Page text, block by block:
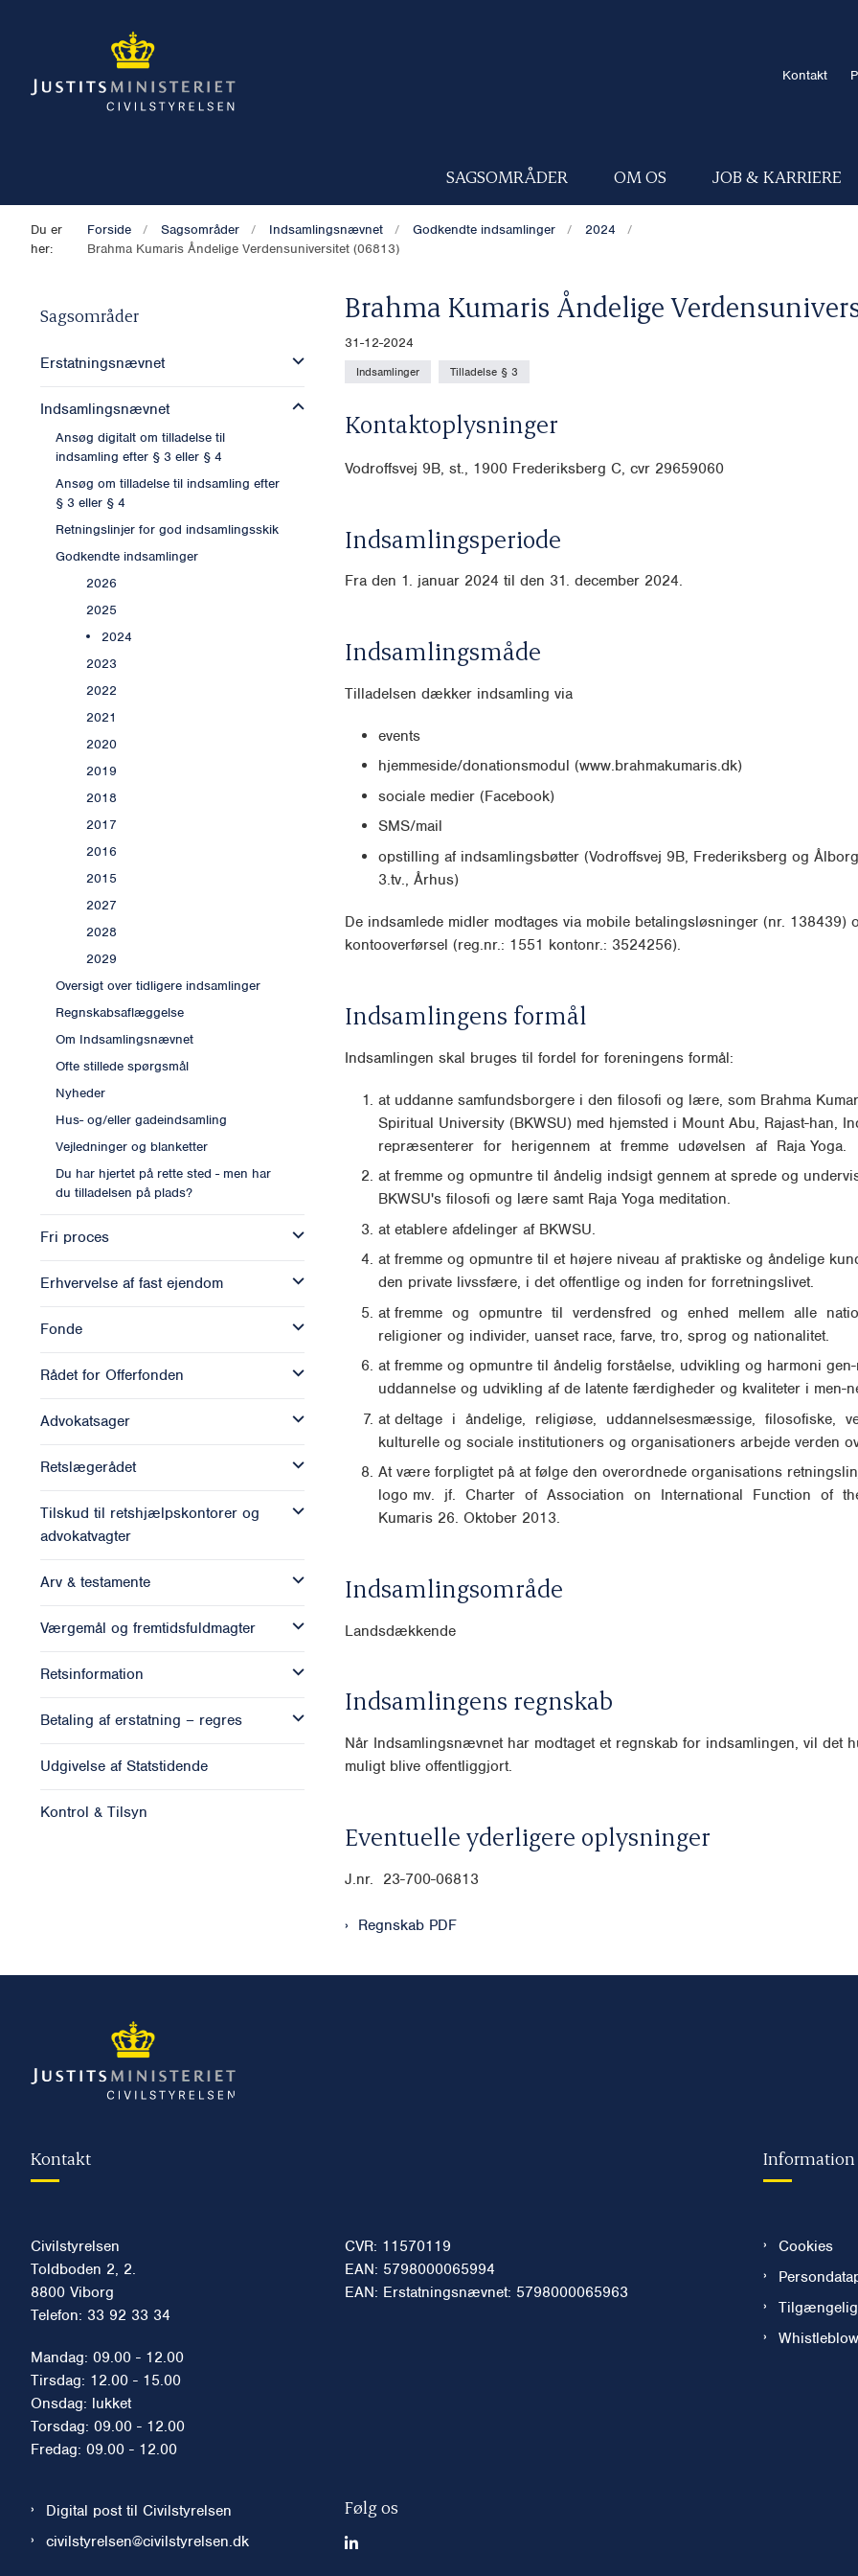
Kontakt
SAGSOMRÅDER OM OS JOB & KARRIERE
Du er
her:
Forside Sagsområder Indsamlingsnævnet Godkendte indsamlinger
2024
Brahma Kumaris Åndelige Verdensuniversitet (06813)
Sagsområder
Erstatningsnævnet
Indsamlingsnævnet
Ansøg digitalt om tilladelse til
indsamling efter § 3 eller § 4
Ansøg om tilladelse til indsamling efter
§ 3 eller § 4
Retningslinjer for god indsamlingsskik
Godkendte indsamlinger
2026
2025
2024
2023
2022
2021
2020
2019
2018
2017
2016
2015
2027
2028
2029
Oversigt over tidligere indsamlinger
Regnskabsaflæggelse
Om Indsamlingsnævnet
Ofte stillede spørgsmål
Nyheder
Hus- og/eller gadeindsamling
Vejledninger og blanketter
Du har hjertet på rette sted - men har
du tilladelsen på plads?
Fri proces
Erhvervelse af fast ejendom
Fonde
Rådet for Offerfonden
Advokatsager
Retslægerådet
Tilskud til retshjælpskontorer og
advokatvagter
Arv & testamente
Værgemål og fremtidsfuldmagter
Retsinformation
Betaling af erstatning – regres
Udgivelse af Statstidende
Kontrol & Tilsyn
Brahma Kumaris Åndelige
31-12-2024
Indsamlinger Tilladelse § 3
Kontaktoplysninger
Vodroffsvej 9B, st., 1900 Frederiksberg C, cvr 29659060
Indsamlingsperiode
Fra den 1. januar 2024 til den 31. december 2024.
Indsamlingsmåde
Tilladelsen dækker indsamling via
events
hjemmeside/donationsmodul (www.brahmakumaris.dk)
sociale medier (Facebook)
SMS/mail
opstilling af indsamlingsbøtter (Vodroffsvej 9B, Frederiksberg og
3.tv., Århus)
De indsamlede midler modtages via mobile betalingsløsninger (nr. 138439)
kontooverførsel (reg.nr.: 1551 kontonr.: 3524256).
Indsamlingens formål
Indsamlingen skal bruges til fordel for foreningens formål:
at uddanne samfundsborgere i den filosofi og lære, som Brahma
Spiritual University (BKWSU) med hjemsted i Mount Abu, Rajast-han,
repræsenterer for herigennem at fremme udøvelsen af Raja Yoga.
at fremme og opmuntre til åndelig indsigt gennem at sprede og
BKWSU's filosofi og lære samt Raja Yoga meditation.
at etablere afdelinger af BKWSU.
at fremme og opmuntre til et højere niveau af praktiske og åndelige
den private livssfære, i det offentlige og inden for forretningslivet.
at fremme og opmuntre til verdensfred og enhed mellem alle
religioner og individer, uanset race, farve, tro, sprog og nationalitet.
at fremme og opmuntre til åndelig forståelse, udvikling og harmoni
uddannelse og udvikling af de latente færdigheder og kvaliteter i men-
at deltage i åndelige, religiøse, uddannelsesmæssige, filosofiske,
kulturelle og sociale institutioners og organisationers arbejde verden
At være forpligtet på at følge den overordnede organisations
logo mv. jf. Charter of Association on International Function of
Kumaris 26. Oktober 2013.
Indsamlingsområde
Landsdækkende
Indsamlingens regnskab
Når Indsamlingsnævnet har modtaget et regnskab for indsamlingen, vil det
muligt blive offentliggjort.
Eventuelle yderligere oplysninger
J.nr. 23-700-06813
Regnskab PDF
Kontakt
Civilstyrelsen
Toldboden 2, 2.
8800 Viborg
Telefon: 33 92 33 34
Mandag: 09.00 - 12.00
Tirsdag: 12.00 - 15.00
Onsdag: lukket
Torsdag: 09.00 - 12.00
Fredag: 09.00 - 12.00
CVR: 11570119
EAN: 5798000065994
EAN: Erstatningsnævnet: 5798000065963
Digital post til Civilstyrelsen
civilstyrelsen@civilstyrelsen.dk
Følg os
Information
Cookies